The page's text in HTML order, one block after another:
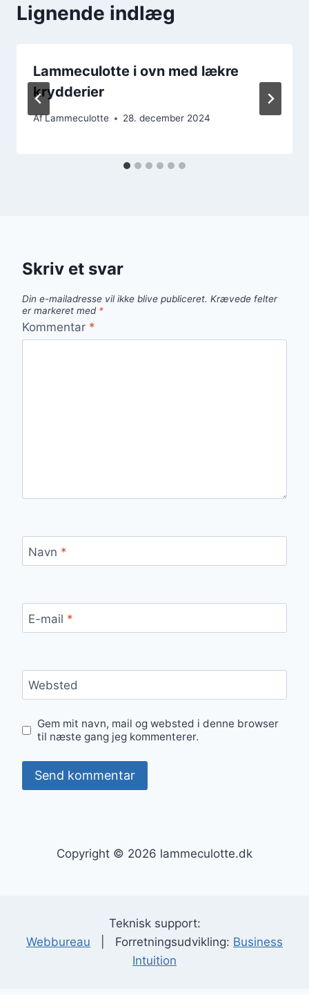
Lignende indlæg
Lammeculotte i ovn med lækre
krydderier
AfLammeculotte 28. december 2024
Skriv et svar
Din e-mailadresse vil ikke blive publiceret. Krævede felter
er markeret med *
Kommentar *
Navn *
E-mail *
Websted
Gem mit navn, mail og websted i denne browser
til næste gang jeg kommenterer.
Copyright © 2026 lammeculotte.dk
Teknisk support:
Webbureau | Forretningsudvikling: Business
Intuition